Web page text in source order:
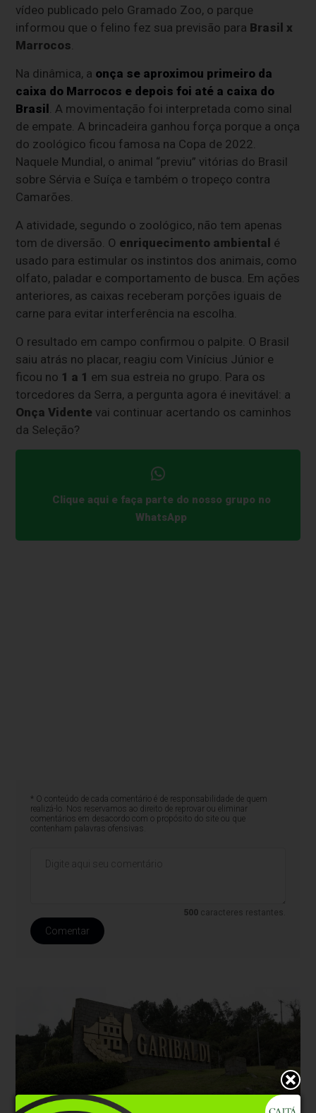
vídeo publicado pelo Gramado Zoo, o parque
informou que o felino fez sua previsão para Brasil x
Marrocos
Na dinâmica, a onça se aproximou primeiro da
caixa do Marrocos e depois foi até a caixa do
Brasil . A movimentação foi interpretada como sinal
de empate. A brincadeira ganhou força porque a onça
do zoológico ficou famosa na Copa de 2022.
Naquele Mundial, o animal “previu” vitórias do Brasil
sobre Sérvia e Suíça e também o tropeço contra
Camarões.
A atividade, segundo o zoológico, não tem apenas
tom de diversão. O enriquecimento ambiental é
usado para estimular os instintos dos animais, como
olfato, paladar e comportamento de busca. Em ações
anteriores, as caixas receberam porções iguais de
carne para evitar interferência na escolha.
O resultado em campo confirmou o palpite. O Brasil
saiu atrás no placar, reagiu com Vinícius Júnior e
ficou no 1 a 1 em sua estreia no grupo. Para os
torcedores da Serra, a pergunta agora é inevitável: a
Onça Vidente vai continuar acertando os caminhos
da Seleção?
Clique aqui e faça parte do nosso grupo no
WhatsApp
* O conteúdo de cada comentário é de responsabilidade de quem
realizá-lo. Nos reservamos ao direito de reprovar ou eliminar
comentários em desacordo com o propósito do site ou que
contenham palavras ofensivas.
500 caracteres restantes.
Comentar